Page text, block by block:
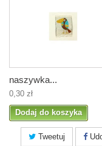
naszywka...
0,30 zł
Dodaj do koszyka
Tweetuj